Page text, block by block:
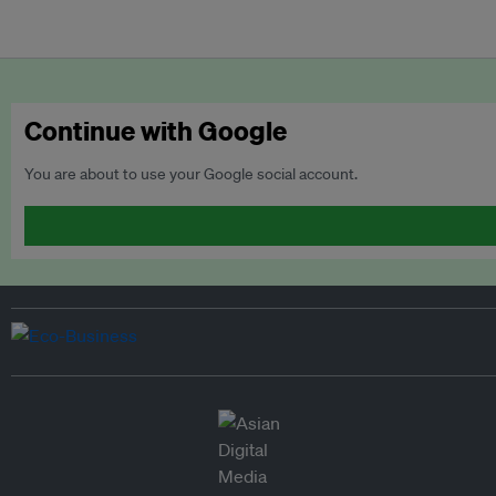
Continue with Google
You are about to use your Google social account.